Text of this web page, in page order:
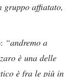
affiatato,
“andremo a
è una delle
è fra le più in